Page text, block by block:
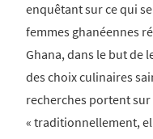
enquêtant sur ce qui
femmes ghanéennes
Ghana, dans le but de
des choix culinaires
recherches portent sur
« traditionnellement,